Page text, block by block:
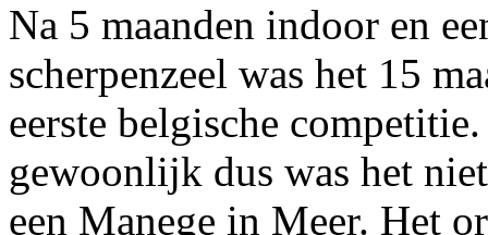
Na 5 maanden indoor en
scherpenzeel was het 15
eerste belgische
gewoonlijk dus was het
een Manege in Meer. Het